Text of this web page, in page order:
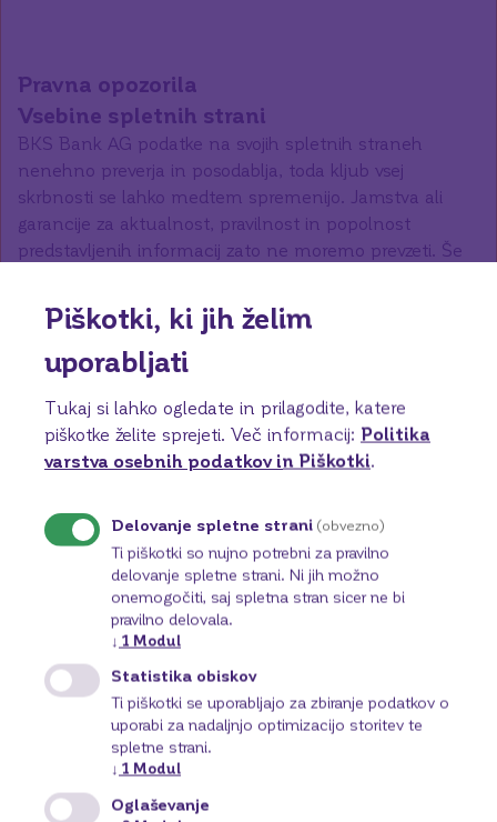
Pravna opozorila
Vsebine spletnih strani
BKS Bank AG podatke na svojih spletnih straneh
nenehno preverja in posodablja, toda kljub vsej
skrbnosti se lahko medtem spremenijo. Jamstva ali
garancije za aktualnost, pravilnost in popolnost
predstavljenih informacij zato ne moremo prevzeti. Še
navajanju številk. Ti dokumenti niso niti ponudbe niti
pozivi k nakupu ali prodaji tu omenjenih bančnih
proizvodov.Enako velja tudi za vse druge spletne strani,
do katerih je možno priti s pomočjo navedenih spletnih
povezav. Povezave do tovrstnih spletnih strani se
vzpostavljajo na lastno odgovornost. BKS Bank AG ne
preverja vsebine in zakonitosti spletnih strani, ki jih je
odgovorna zanje.
Spremembe spletne strani
BKS Bank AG si pridržuje pravico do sprememb ali
dopolnitev predstavljenih informacij.
Izključitev jamstva
svetovanje ali dajanje drugih priporočil vam ali tretjim
osebam. Informacije in/ali elementi na teh spletnih
straneh niso zanesljiva podlaga za investicijske ali druge
odločitve. Številke o rezultatu se nanašajo na preteklost
in niso nujno napoved prihodnjih rezultatov. Prosimo,
Piškotki, ki jih želim
uporabljati
Tukaj si lahko ogledate in prilagodite, katere
piškotke želite sprejeti. Več informacij: Politika
varstva osebnih podatkov in Piškotki.
Delovanje spletne strani (obvezno)
Ti piškotki so nujno potrebni za pravilno
delovanje spletne strani. Ni jih možno
onemogočiti, saj spletna stran sicer ne bi
pravilno delovala.
↓ 1 Modul
Statistika obiskov
Ti piškotki se uporabljajo za zbiranje podatkov o
uporabi za nadaljnjo optimizacijo storitev te
spletne strani.
↓ 1 Modul
Oglaševanje